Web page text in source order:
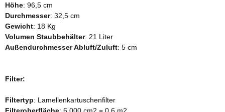
Höhe: 96,5 cm
Durchmesser: 32,5 cm
Gewicht: 18 Kg
Volumen Staubbehälter: 21 Liter
Außendurchmesser Abluft/Zuluft: 5 cm
Filter:
Filtertyp: Lamellenkartuschenfilter
Filteroberfläche: 6.000 cm2 = 0,6 m2